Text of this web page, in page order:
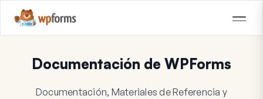
Documentación de WPForms
Documentación, Materiales de Referencia y